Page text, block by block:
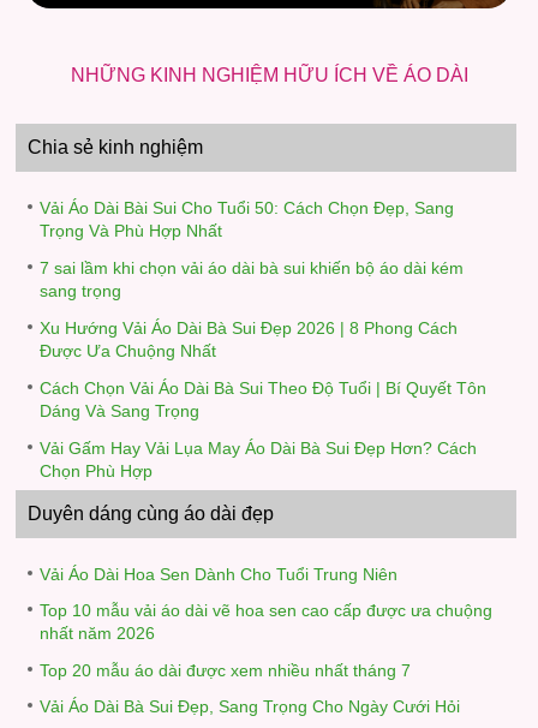
NHỮNG KINH NGHIỆM HỮU ÍCH VỀ ÁO DÀI
Chia sẻ kinh nghiệm
Vải Áo Dài Bài Sui Cho Tuổi 50: Cách Chọn Đẹp, Sang
Trọng Và Phù Hợp Nhất
7 sai lầm khi chọn vải áo dài bà sui khiến bộ áo dài kém
sang trọng
Xu Hướng Vải Áo Dài Bà Sui Đẹp 2026 | 8 Phong Cách
Được Ưa Chuộng Nhất
Cách Chọn Vải Áo Dài Bà Sui Theo Độ Tuổi | Bí Quyết Tôn
Dáng Và Sang Trọng
Vải Gấm Hay Vải Lụa May Áo Dài Bà Sui Đẹp Hơn? Cách
Chọn Phù Hợp
Duyên dáng cùng áo dài đẹp
Vải Áo Dài Hoa Sen Dành Cho Tuổi Trung Niên
Top 10 mẫu vải áo dài vẽ hoa sen cao cấp được ưa chuộng
nhất năm 2026
Top 20 mẫu áo dài được xem nhiều nhất tháng 7
Vải Áo Dài Bà Sui Đẹp, Sang Trọng Cho Ngày Cưới Hỏi